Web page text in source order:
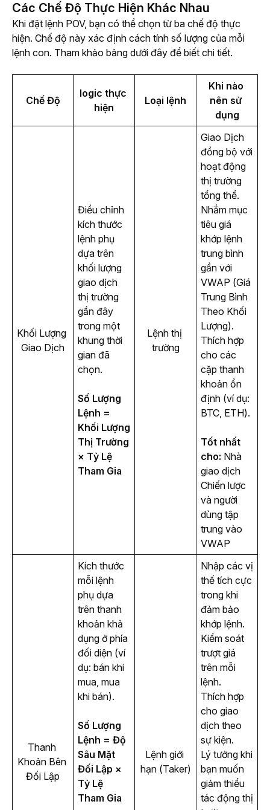
Các Chế Độ Thực Hiện Khác Nhau
Khi đặt lệnh POV, bạn có thể chọn từ ba chế độ thực
hiện. Chế độ này xác định cách tính số lượng của mỗi
lệnh con. Tham khảo bảng dưới đây để biết chi tiết.
Chế Độ
logic thực
hiện
Loại lệnh
Khi nào
nên sử
dụng
Khối Lượng
Giao Dịch
Điều chỉnh
kích thước
lệnh phụ
dựa trên
khối lượng
giao dịch
thị trường
gần đây
trong một
khung thời
gian đã
chọn.
Số Lượng
Lệnh =
Khối Lượng
Thị Trường
× Tỷ Lệ
Tham Gia
Lệnh thị
trường
Giao Dịch
đồng bộ với
hoạt động
thị trường
tổng thể.
Nhắm mục
tiêu giá
khớp lệnh
trung bình
gần với
VWAP (Giá
Trung Bình
Theo Khối
Lượng).
Thích hợp
cho các
cặp thanh
khoản ổn
định (ví dụ:
BTC, ETH).
Tốt nhất
cho: Nhà
giao dịch
Chiến lược
và người
dùng tập
trung vào
VWAP
Thanh
Khoản Bên
Đối Lập
Kích thước
mỗi lệnh
phụ dựa
trên thanh
khoản khả
dụng ở phía
đối diện (ví
dụ: bán khi
mua, mua
khi bán).
Số Lượng
Lệnh = Độ
Sâu Mặt
Đối Lập ×
Tỷ Lệ
Tham Gia
Lệnh giới
hạn (Taker)
Nhập các vị
thế tích cực
trong khi
đảm bảo
khớp lệnh.
Kiểm soát
trượt giá
trên mỗi
lệnh.
Thích hợp
cho giao
dịch theo
sự kiện.
Lý tưởng khi
bạn muốn
giảm thiểu
tác động thị